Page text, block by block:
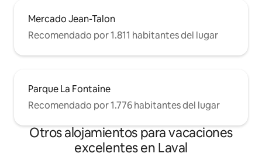
Mercado Jean-Talon
Recomendado por 1.811 habitantes del lugar
Parque La Fontaine
Recomendado por 1.776 habitantes del lugar
Otros alojamientos para vacaciones
excelentes en Laval